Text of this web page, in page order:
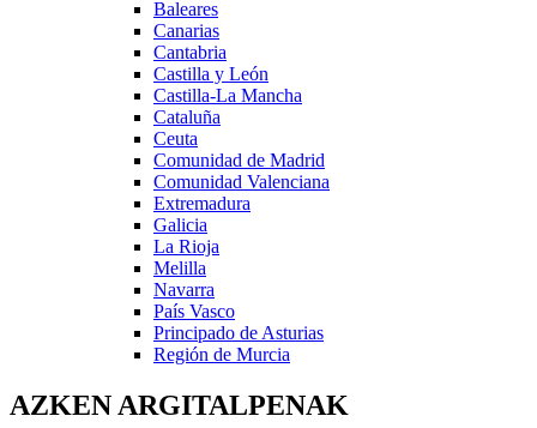
Baleares
Canarias
Cantabria
Castilla y León
Castilla-La Mancha
Cataluña
Ceuta
Comunidad de Madrid
Comunidad Valenciana
Extremadura
Galicia
La Rioja
Melilla
Navarra
País Vasco
Principado de Asturias
Región de Murcia
AZKEN ARGITALPENAK